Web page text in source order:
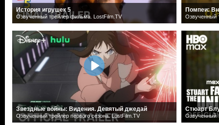
История игрушек 5
Озвученный трейлер фильма. LostFilm.TV
Звездные войны: Видения. Девятый джедай
Озвученный трейлер первого сезона. LostFilm.TV
Помпеи:
Озвученный
Стюарт
Озвученный